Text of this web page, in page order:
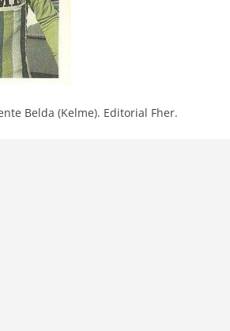
Belda (Kelme). Editorial Fher.